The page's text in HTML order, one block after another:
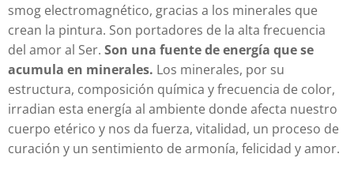
smog electromagnético, gracias a los minerales que
crean la pintura. Son portadores de la alta frecuencia
del amor al Ser. Son una fuente de energía que se
acumula en minerales. Los minerales, por su
estructura, composición química y frecuencia de color,
irradian esta energía al ambiente donde afecta nuestro
cuerpo etérico y nos da fuerza, vitalidad, un proceso de
curación y un sentimiento de armonía, felicidad y amor.